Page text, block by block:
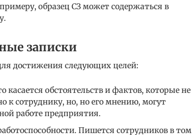
образец СЗ может содержаться в
записки
достижения следующих целей:
касается обстоятельств и фактов, которые не
к сотруднику, но, но его мнению, могут
работе предприятия.
Пишется сотрудников в том